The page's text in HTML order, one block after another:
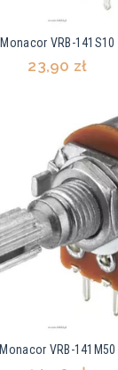
Monacor VRB-141S10
23,90 zł
Monacor VRB-141M50